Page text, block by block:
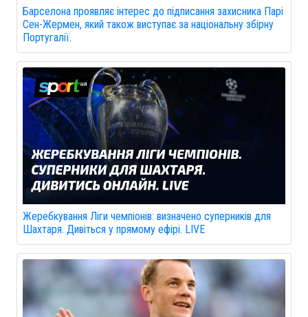
Барселона проявляє інтерес до підписання захисника Парі
Сен-Жермен, який також виступає за національну збірну
Португалії.
Жеребкування Ліги чемпіонів: визначено суперників для
Шахтаря. Дивіться у прямому ефірі. LIVE